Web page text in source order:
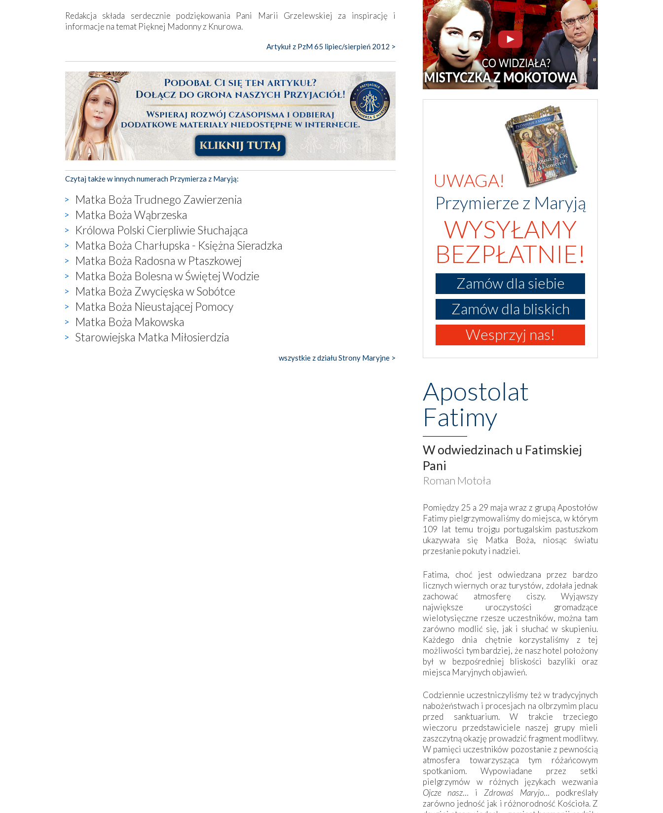
Redakcja składa serdecznie podziękowania Pani Marii Grzelewskiej za inspirację i
informacje na temat Pięknej Madonny z Knurowa.
Artykuł z PzM 65 lipiec/sierpień 2012 >
Czytaj także w innych numerach Przymierza z Maryją:
Matka Boża Trudnego Zawierzenia
Matka Boża Wąbrzeska
Królowa Polski Cierpliwie Słuchająca
Matka Boża Charłupska - Księżna Sieradzka
Matka Boża Radosna w Ptaszkowej
Matka Boża Bolesna w Świętej Wodzie
Matka Boża Zwycięska w Sobótce
Matka Boża Nieustającej Pomocy
Matka Boża Makowska
Starowiejska Matka Miłosierdzia
wszystkie z działu Strony Maryjne >
UWAGA!
Przymierze z Maryją
WYSYŁAMY
BEZPŁATNIE!
Zamów dla siebie
Zamów dla bliskich
Wesprzyj nas!
Apostolat
Fatimy
W odwiedzinach u Fatimskiej
Pani
Roman Motoła
Pomiędzy 25 a 29 maja wraz z grupą Apostołów
Fatimy pielgrzymowaliśmy do miejsca, w którym
109 lat temu trojgu portugalskim pastuszkom
ukazywała się Matka Boża, niosąc światu
przesłanie pokuty i nadziei.
Fatima, choć jest odwiedzana przez bardzo
licznych wiernych oraz turystów, zdołała jednak
zachować atmosferę ciszy. Wyjąwszy
największe uroczystości gromadzące
wielotysięczne rzesze uczestników, można tam
zarówno modlić się, jak i słuchać w skupieniu.
Każdego dnia chętnie korzystaliśmy z tej
możliwości tym bardziej, że nasz hotel położony
był w bezpośredniej bliskości bazyliki oraz
miejsca Maryjnych objawień.
Codziennie uczestniczyliśmy też w tradycyjnych
nabożeństwach i procesjach na olbrzymim placu
przed sanktuarium. W trakcie trzeciego
wieczoru przedstawiciele naszej grupy mieli
zaszczytną okazję prowadzić fragment modlitwy.
W pamięci uczestników pozostanie z pewnością
atmosfera towarzysząca tym różańcowym
spotkaniom. Wypowiadane przez setki
pielgrzymów w różnych językach wezwania
Ojcze nasz… i Zdrowaś Maryjo… podkreślały
zarówno jedność jak i różnorodność Kościoła. Z